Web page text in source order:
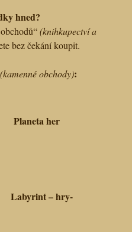
hned?
(knihkupectví a
bez čekání koupit.
(kamenné obchody):
Planeta her
Labyrint – hry-